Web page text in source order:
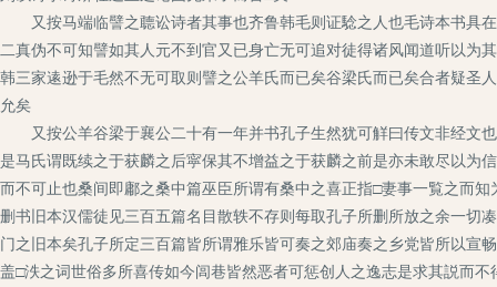
又按马端临譬之聼讼诗者其事也齐鲁韩毛则证騐之人也毛诗本书具
二真伪不可知譬如其人元不到官又已身亡无可追对徒得诸风闻道听以为
韩三家逺逊于毛然不无可取则譬之公羊氏而已矣谷梁氏而已矣合者疑圣
允矣
又按公羊谷梁于襄公二十有一年并书孔子生然犹可觧曰传文非经文
是马氏谓既续之于获麟之后寜保其不增益之于获麟之前是亦未敢尽以为
而不可止也桑间即鄘之桑中篇巫臣所谓有桑中之喜正指□妻事一覧之而
删书旧本汉儒徒见三百五篇名目散轶不存则每取孔子所删所放之余一切
门之旧本矣孔子所定三百篇皆所谓雅乐皆可奏之郊庙奏之乡党皆所以
盖□泆之词世俗多所喜传如今闾巷皆然恶者可惩创人之逸志是求其説而